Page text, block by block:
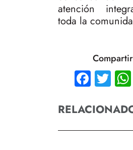
atención
toda la
Compartir